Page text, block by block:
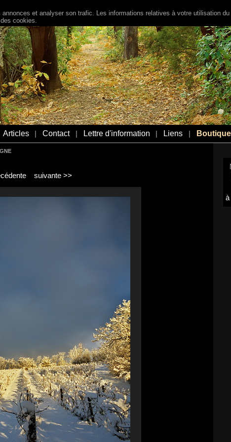
Articles Contact Lettre d'information Liens Boutique
suivante >>
à
et analyser son trafic. Les informations relatives à votre utilisation
cookies.